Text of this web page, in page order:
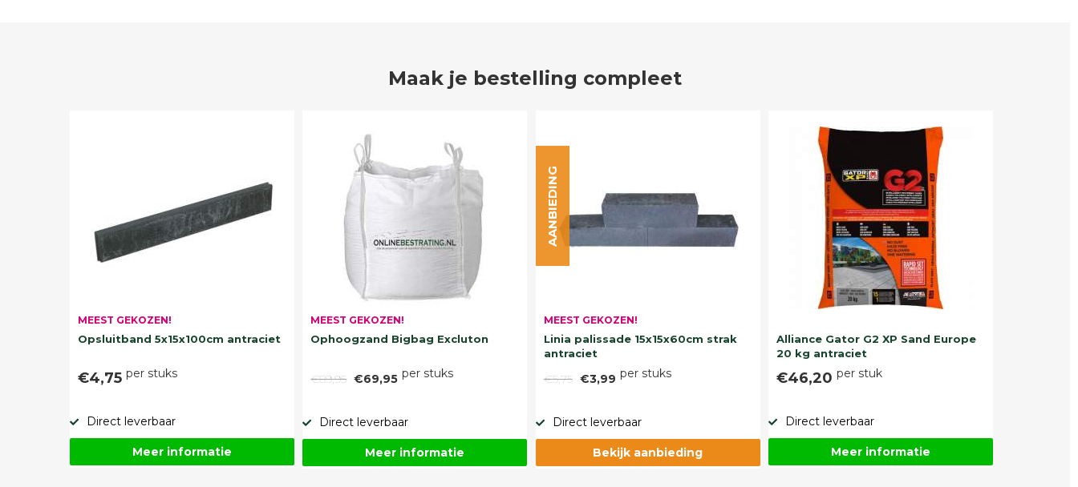
Maak je bestelling compleet
MEEST GEKOZEN!
Opsluitband 5x15x100cm antraciet
€4,75 per stuks
Direct leverbaar
Meer informatie
MEEST GEKOZEN!
Ophoogzand Bigbag Excluton
€89,95 €69,95 per stuks
Direct leverbaar
Meer informatie
MEEST GEKOZEN!
Linia palissade 15x15x60cm strak
antraciet
€5,75 €3,99 per stuks
AANBIEDING
Direct leverbaar
Bekijk aanbieding
Alliance Gator G2 XP Sand Europe
20 kg antraciet
€46,20 per stuk
Direct leverbaar
Meer informatie